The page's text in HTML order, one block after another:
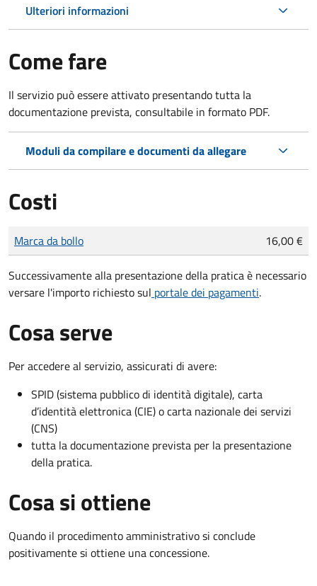
Ulteriori informazioni
Come fare
Il servizio può essere attivato presentando tutta la
documentazione prevista, consultabile in formato PDF.
Moduli da compilare e documenti da allegare
Costi
Tipo di pagamento
Importo
Marca da bollo 16,00 €
Successivamente alla presentazione della pratica è necessario
versare l'importo richiesto sul portale dei pagamenti.
Cosa serve
Per accedere al servizio, assicurati di avere:
SPID (sistema pubblico di identità digitale), carta
d’identità elettronica (CIE) o carta nazionale dei servizi
(CNS)
tutta la documentazione prevista per la presentazione
della pratica.
Cosa si ottiene
Quando il procedimento amministrativo si conclude
positivamente si ottiene una concessione.